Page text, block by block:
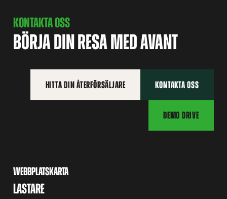
KONTAKTA OSS
BÖRJA DIN RESA MED AVANT
HITTA DIN ÅTERFÖRSÄLJARE KONTAKTA OSS
DEMO DRIVE
WEBBPLATSKARTA
LASTARE